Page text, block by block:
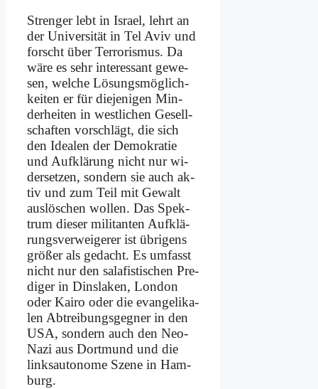
Stren­ger lebt in Is­ra­el, lehrt an
der Uni­ver­si­tät in Tel Aviv und
forscht über Ter­ro­ris­mus. Da
wä­re es sehr in­ter­es­sant ge­we­
sen, wel­che Lö­sungs­mög­lich­
kei­ten er für die­je­ni­gen Min­
der­hei­ten in west­li­chen Ge­sell­
schaf­ten vor­schlägt, die sich
den Idea­len der De­mo­kra­tie
und Auf­klä­rung nicht nur wi­
der­set­zen, son­dern sie auch ak­
tiv und zum Teil mit Ge­walt
aus­lö­schen wol­len. Das Spek­
trum die­ser mi­li­tan­ten Auf­klä­
rungs­ver­wei­ge­rer ist üb­ri­gens
grö­ßer als ge­dacht. Es um­fasst
nicht nur den sa­la­fi­sti­schen Pre­
di­ger in Dins­la­ken, Lon­don
oder Kai­ro oder die evan­ge­li­ka­
len Ab­trei­bungs­geg­ner in den
USA, son­dern auch den Neo-
Na­zi aus Dort­mund und die
links­au­to­no­me Sze­ne in Ham­
burg.